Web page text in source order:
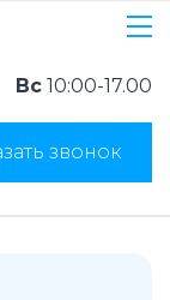
Вс 10:00-17.00
звонок